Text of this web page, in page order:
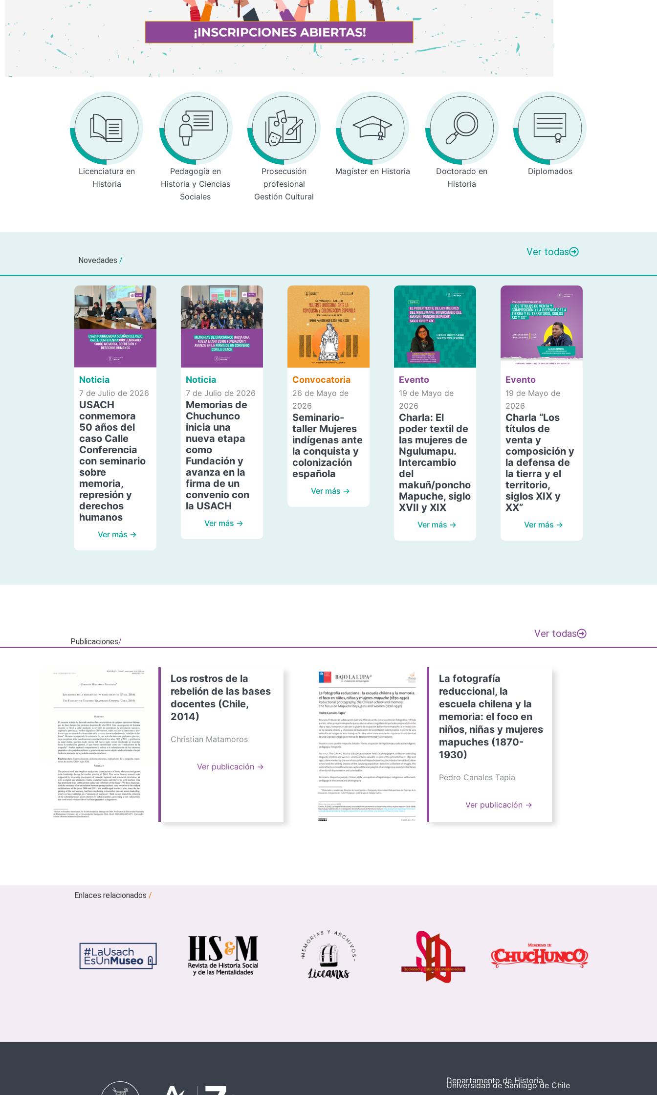
Licenciatura en
Historia
Pedagogía en
Historia y Ciencias
Sociales
Prosecusión
profesional
Gestión Cultural
Magíster en Historia
Doctorado en
Historia
Diplomados
Novedades /
Ver todas
Noticia
7 de Julio de 2026
USACH
conmemora
50 años del
caso Calle
Conferencia
con seminario
sobre
memoria,
represión y
derechos
humanos
Ver más →
Noticia
7 de Julio de 2026
Memorias de
Chuchunco
inicia una
nueva etapa
como
Fundación y
avanza en la
firma de un
convenio con
la USACH
Ver más →
Convocatoria
26 de Mayo de
2026
Seminario-
taller Mujeres
indígenas ante
la conquista y
colonización
española
Ver más →
Evento
19 de Mayo de
2026
Charla: El
poder textil de
las mujeres de
Ngulumapu.
Intercambio
del
makuñ/poncho
Mapuche, siglo
XVII y XIX
Ver más →
Evento
19 de Mayo de
2026
Charla “Los
títulos de
venta y
composición y
la defensa de
la tierra y el
territorio,
siglos XIX y
XX”
Ver más →
Publicaciones/
Ver todas
Los rostros de la
rebelión de las bases
docentes (Chile,
2014)
Christian Matamoros
Ver publicación →
La fotografía
reduccional, la
escuela chilena y la
memoria: el foco en
niños, niñas y mujeres
mapuches (1870-
1930)
Pedro Canales Tapia
Ver publicación →
Enlaces relacionados/
Departamento de Historia
Universidad de Santiago de Chile